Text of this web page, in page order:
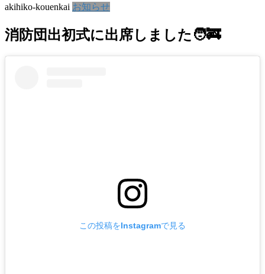
akihiko-kouenkai お知らせ
消防団出初式に出席しました🧑‍🚒
この投稿をInstagramで見る